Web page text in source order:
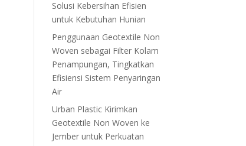
Solusi Kebersihan Efisien
untuk Kebutuhan Hunian
Penggunaan Geotextile Non
Woven sebagai Filter Kolam
Penampungan, Tingkatkan
Efisiensi Sistem Penyaringan
Air
Urban Plastic Kirimkan
Geotextile Non Woven ke
Jember untuk Perkuatan